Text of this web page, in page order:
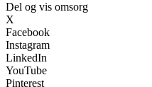
Del og vis omsorg
X
Facebook
Instagram
LinkedIn
YouTube
Pinterest